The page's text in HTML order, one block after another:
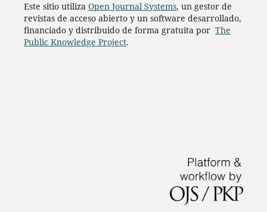
Este sitio utiliza Open Journal Systems, un gestor de
revistas de acceso abierto y un software desarrollado,
financiado y distribuido de forma gratuita por The
Public Knowledge Project.